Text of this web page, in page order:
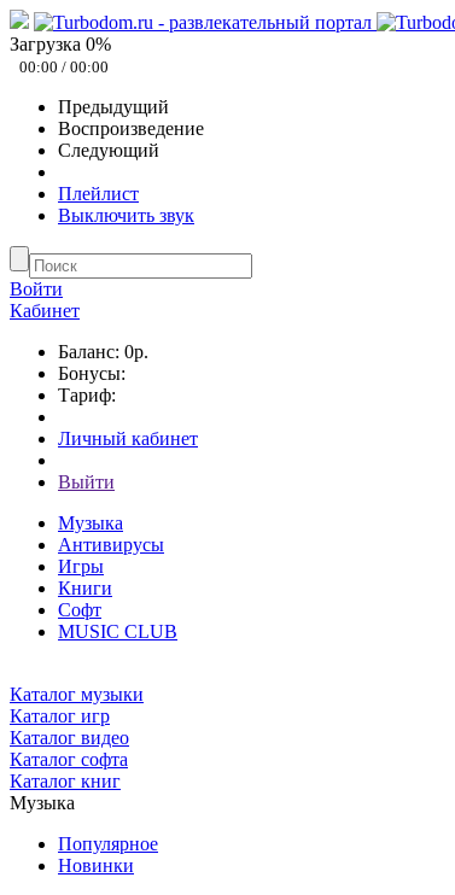
Загрузка 0%
00:00 / 00:00
Предыдущий
Воспроизведение
Следующий
Плейлист
Выключить звук
Войти
Кабинет
Баланс: 0р.
Бонусы:
Тариф:
Личный кабинет
Выйти
Музыка
Антивирусы
Игры
Книги
Софт
MUSIC CLUB
Каталог музыки
Каталог игр
Каталог видео
Каталог софта
Каталог книг
Музыка
Популярное
Новинки